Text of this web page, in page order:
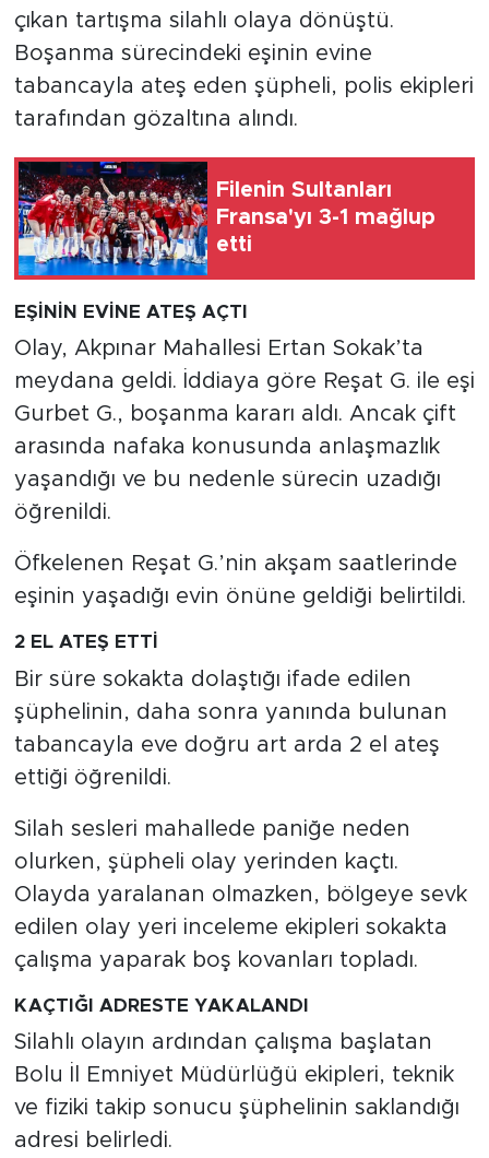
çıkan tartışma silahlı olaya dönüştü.
Boşanma sürecindeki eşinin evine
tabancayla ateş eden şüpheli, polis ekipleri
tarafından gözaltına alındı.
Filenin Sultanları
Fransa'yı 3-1 mağlup
etti
EŞİNİN EVİNE ATEŞ AÇTI
Olay, Akpınar Mahallesi Ertan Sokak’ta
meydana geldi. İddiaya göre Reşat G. ile eşi
Gurbet G., boşanma kararı aldı. Ancak çift
arasında nafaka konusunda anlaşmazlık
yaşandığı ve bu nedenle sürecin uzadığı
öğrenildi.
Öfkelenen Reşat G.’nin akşam saatlerinde
eşinin yaşadığı evin önüne geldiği belirtildi.
2 EL ATEŞ ETTİ
Bir süre sokakta dolaştığı ifade edilen
şüphelinin, daha sonra yanında bulunan
tabancayla eve doğru art arda 2 el ateş
ettiği öğrenildi.
Silah sesleri mahallede paniğe neden
olurken, şüpheli olay yerinden kaçtı.
Olayda yaralanan olmazken, bölgeye sevk
edilen olay yeri inceleme ekipleri sokakta
çalışma yaparak boş kovanları topladı.
KAÇTIĞI ADRESTE YAKALANDI
Silahlı olayın ardından çalışma başlatan
Bolu İl Emniyet Müdürlüğü ekipleri, teknik
ve fiziki takip sonucu şüphelinin saklandığı
adresi belirledi.